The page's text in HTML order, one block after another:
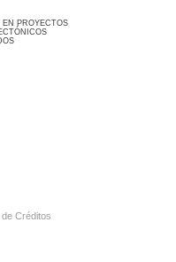
EN PROYECTOS
Créditos